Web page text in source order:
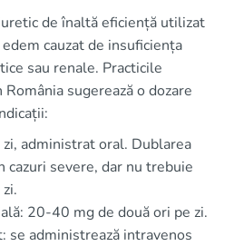
de înaltă eficiență utilizat
cauzat de insuficiența
sau renale. Practicile
sugerează o dozare
administrat oral. Dublarea
cazuri severe, dar nu trebuie
20-40 mg de două ori pe zi.
se administrează intravenos